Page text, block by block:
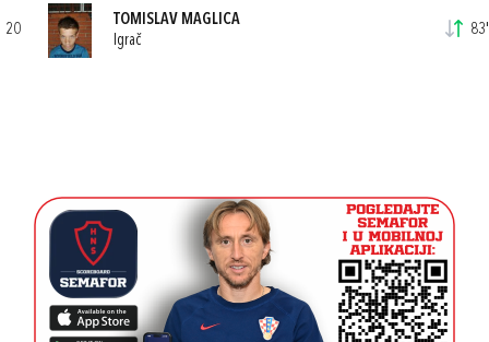
20
TOMISLAV MAGLICA
Igrač
83'